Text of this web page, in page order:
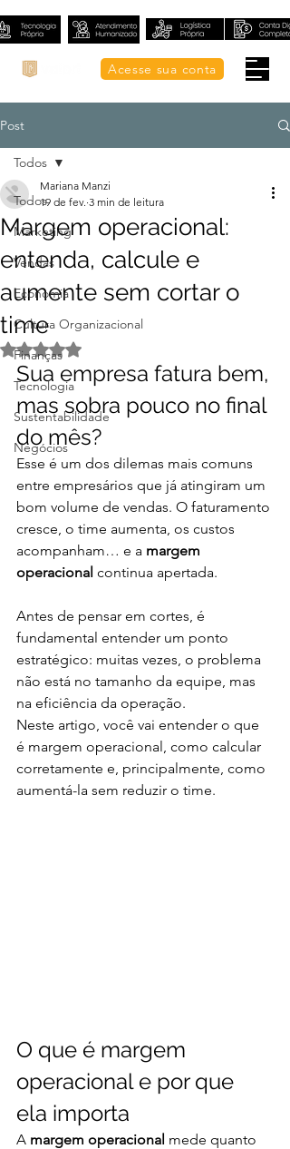
Acesse sua conta
Post
Todos
Marketing
Vendas
Economia
Cultura Organizacional
Finanças
Tecnologia
Sustentabilidade
Negócios
Todos
Margem operacional:
entenda, calcule e
aumente sem cortar o
time
Mariana Manzi
19 de fev. 3 min de leitura
Avaliado com NaN de 5 estrelas.
Sua empresa fatura bem,
mas sobra pouco no final
do mês?
Esse é um dos dilemas mais comuns
entre empresários que já atingiram um
bom volume de vendas. O faturamento
cresce, o time aumenta, os custos
acompanham… e a margem
operacional continua apertada.
Antes de pensar em cortes, é
fundamental entender um ponto
estratégico: muitas vezes, o problema
não está no tamanho da equipe, mas
na eficiência da operação.
Neste artigo, você vai entender o que
é margem operacional, como calcular
corretamente e, principalmente, como
aumentá-la sem reduzir o time.
O que é margem
operacional e por que
ela importa
A margem operacional mede quanto